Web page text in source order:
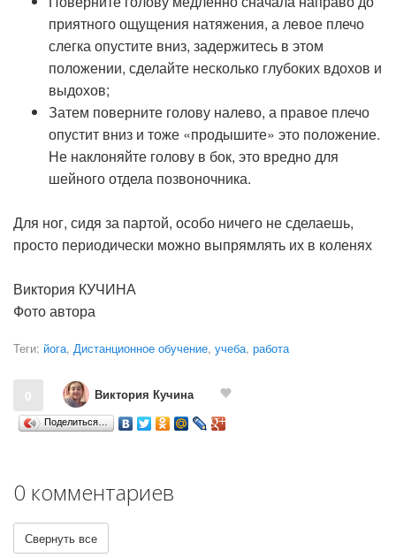
приятного ощущения натяжения, а левое плечо
слегка опустите вниз, задержитесь в этом
положении, сделайте несколько глубоких вдохов и
выдохов;
Затем поверните голову налево, а правое плечо
опустит вниз и тоже «продышите» это положение.
Не наклоняйте голову в бок, это вредно для
шейного отдела позвоночника.
Для ног, сидя за партой, особо ничего не сделаешь,
просто периодически можно выпрямлять их в коленях
Виктория КУЧИНА
Фото автора
Теги: йога, Дистанционное обучение, учеба, работа
0 Виктория Кучина
Поделиться…
0 комментариев
Свернуть все